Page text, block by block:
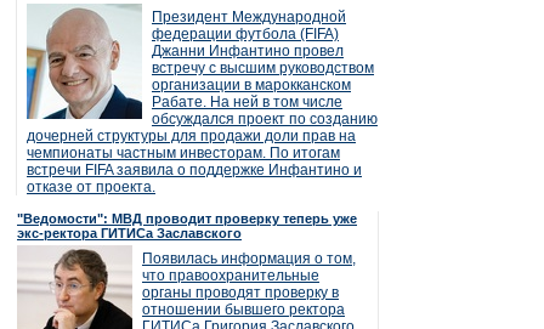
Президент Международной
федерации футбола (FIFA)
Джанни Инфантино провел
встречу с высшим руководством
организации в марокканском
Рабате. На ней в том числе
обсуждался проект по созданию
дочерней структуры для продажи доли прав на
чемпионаты частным инвесторам. По итогам
встречи FIFA заявила о поддержке Инфантино и
отказе от проекта.
"Ведомости": МВД проводит проверку теперь уже
экс-ректора ГИТИСа Заславского
Появилась информация о том,
что правоохранительные
органы проводят проверку в
отношении бывшего ректора